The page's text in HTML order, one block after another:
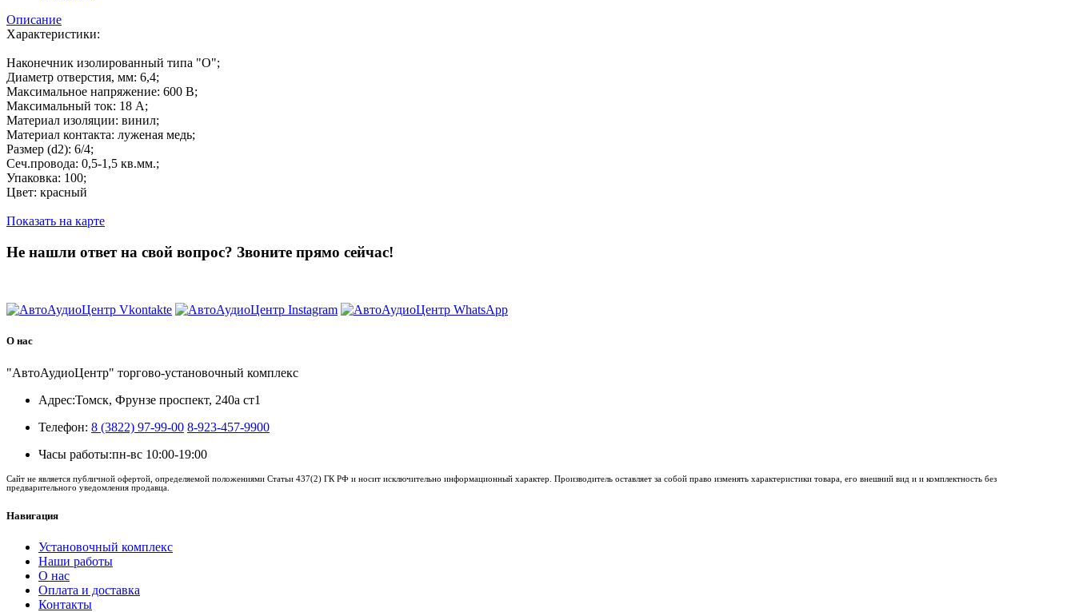
Описание
Характеристики:
Наконечник изолированный типа "О";
Диаметр отверстия, мм: 6,4;
Максимальное напряжение: 600 В;
Максимальный ток: 18 А;
Материал изоляции: винил;
Материал контакта: луженая медь;
Размер (d2): 6/4;
Сеч.провода: 0,5-1,5 кв.мм.;
Упаковка: 100;
Цвет: красный
Показать на карте
Не нашли ответ на свой вопрос? Звоните прямо сейчас!
О нас
"АвтоАудиоЦентр" торгово-установочный комплекс
Адрес:Томск, Фрунзе проспект, 240а ст1
Телефон: 8 (3822) 97-99-00 8-923-457-9900
Часы работы:пн-вс 10:00-19:00
Сайт не является публичной офертой, определяемой положениями Статьи 437(2) ГК РФ и носит исключительно информационный характер. Производитель оставляет за собой право изменять характеристики товара, его внешний вид и и комплектность без
предварительного уведомления продавца.
Навигация
Установочный комплекс
Наши работы
О нас
Оплата и доставка
Контакты